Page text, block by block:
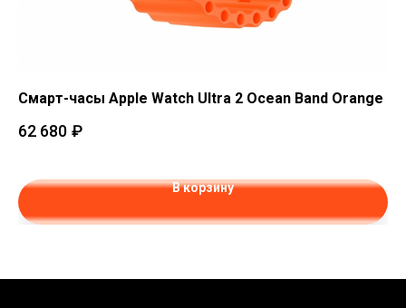
Смарт-часы Apple Watch Ultra 2 Ocean Band Orange
62 680 ₽
В корзину